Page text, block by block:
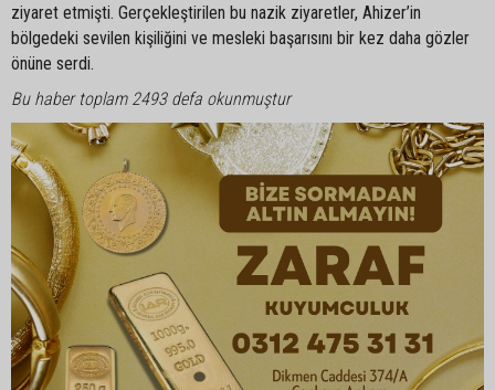
ziyaret etmişti. Gerçekleştirilen bu nazik ziyaretler, Ahizer’in
bölgedeki sevilen kişiliğini ve mesleki başarısını bir kez daha gözler
önüne serdi.
Bu haber toplam 2493 defa okunmuştur